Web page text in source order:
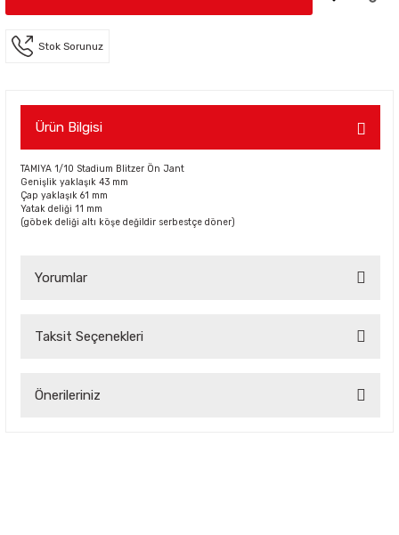
Stok Sorunuz
Ürün Bilgisi
TAMIYA 1/10 Stadium Blitzer Ön Jant
Genişlik yaklaşık 43 mm
Çap yaklaşık 61 mm
Yatak deliği 11 mm
(göbek deliği altı köşe değildir serbestçe döner)
Yorumlar
Taksit Seçenekleri
Önerileriniz